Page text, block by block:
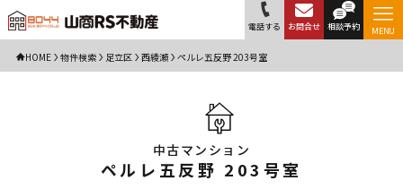
電話する お問合せ 相談予約 MENU
HOME 物件検索 足立区 西綾瀬 ペルレ五反野 203号室
中古マンション
ペルレ五反野 203号室